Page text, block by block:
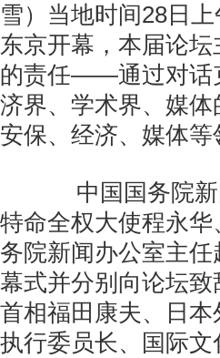
雪）当地时间28日
东京开幕，本届论
的责任——通过对话
济界、学术界、媒
安保、经济、媒体
中国国务院新
特命全权大使程永
务院新闻办公室主
幕式并分别向论坛
首相福田康夫、日
执行委员长、国际